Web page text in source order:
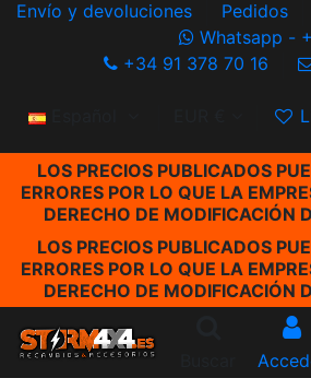
Envío y devoluciones Pedidos
Whatsapp -
+34 91 378 70 16
Español
LOS PRECIOS PUBLICADOS
ERRORES POR LO QUE LA
DERECHO DE MODIFICACIÓN
LOS PRECIOS PUBLICADOS
ERRORES POR LO QUE LA
DERECHO DE MODIFICACIÓN